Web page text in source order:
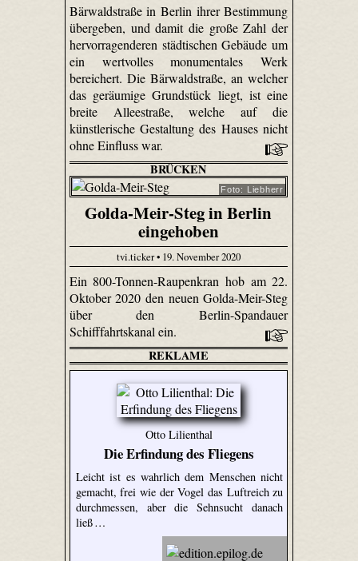
Bärwaldstraße in Berlin ihrer Bestimmung
übergeben, und damit die große Zahl der
hervorragenderen städtischen Gebäude um
ein wertvolles monumentales Werk
bereichert. Die Bärwaldstraße, an welcher
das geräumige Grundstück liegt, ist eine
breite Alleestraße, welche auf die
künstlerische Gestaltung des Hauses nicht
ohne Einfluss war.
BRÜCKEN
Foto: Liebherr
Golda-Meir-Steg in Berlin
eingehoben
tvi.ticker • 19. November 2020
Ein 800-Tonnen-Raupenkran hob am 22.
Oktober 2020 den neuen Golda-Meir-Steg
über den Berlin-Spandauer
Schifffahrtskanal ein.
REKLAME
Otto Lilienthal
Die Erfindung des Fliegens
Leicht ist es wahrlich dem Menschen nicht
gemacht, frei wie der Vogel das Luftreich zu
durchmessen, aber die Sehnsucht danach
ließ …